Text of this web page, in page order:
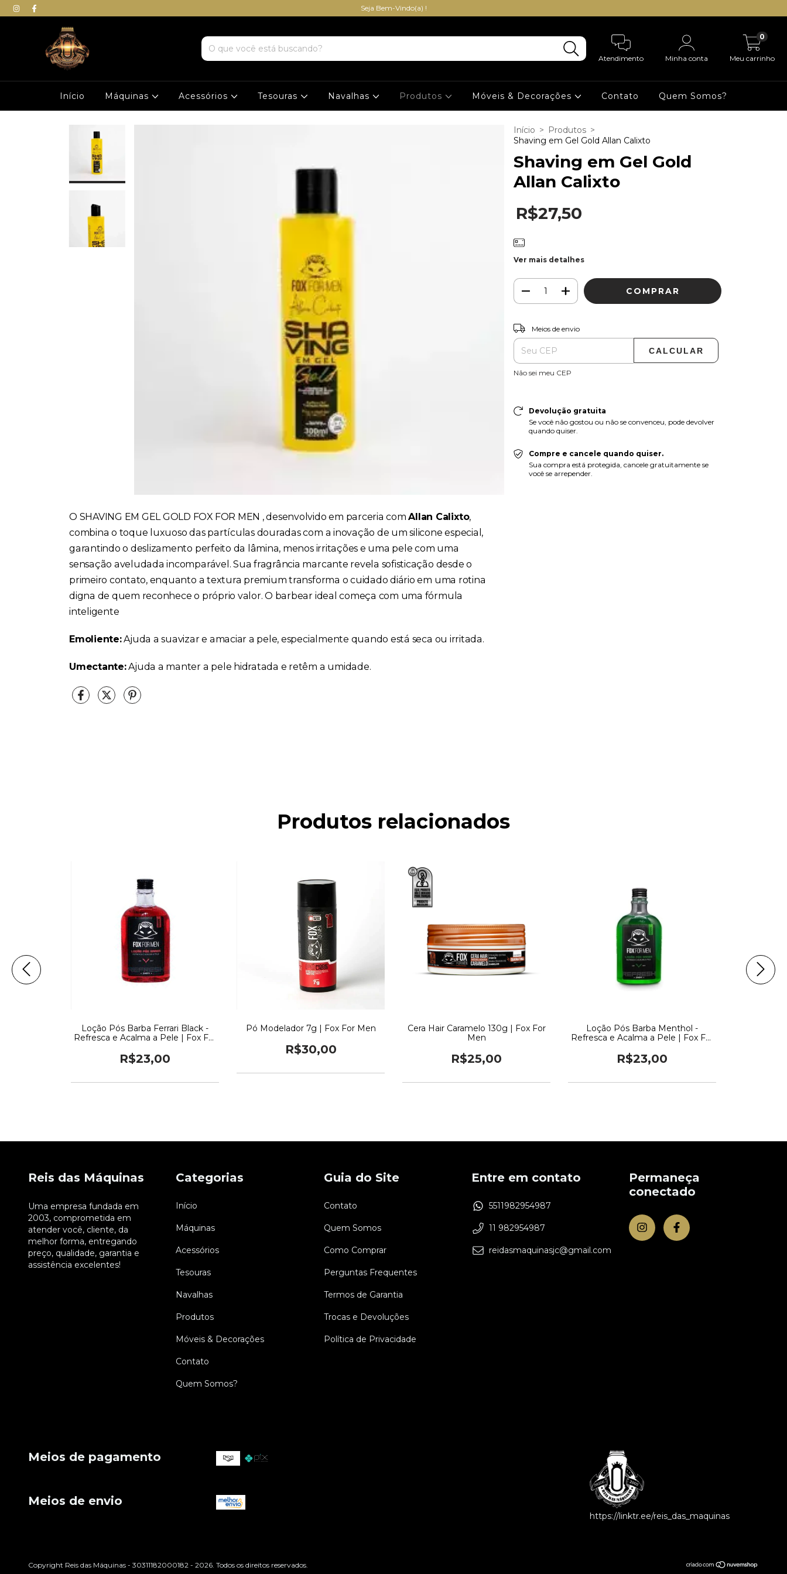
Seja Bem-Vindo(a) !
Atendimento Minha conta Meu carrinho
0
Início Máquinas Acessórios Tesouras Navalhas Produtos Móveis & Decorações Contato Quem Somos?
O SHAVING EM GEL GOLD FOX FOR MEN , desenvolvido em parceria comAllan Calixto,
combina o toque luxuoso das partículas douradas com a inovação de um silicone especial,
garantindo o deslizamento perfeito da lâmina, menos irritações e uma pele com uma
sensação aveludada incomparável. Sua fragrância marcante revela sofisticação desde o
primeiro contato, enquanto a textura premium transforma o cuidado diário em uma rotina
digna de quem reconhece o próprio valor. O barbear ideal começa com uma fórmula
inteligente
Emoliente:Ajuda a suavizar e amaciar a pele, especialmente quando está seca ou irritada.
Umectante:Ajuda a manter a pele hidratada e retêm a umidade.
Início > Produtos >
Shaving em Gel Gold Allan Calixto
Shaving em Gel Gold
Allan Calixto
R$27,50
Ver mais detalhes
Entregas para o CEP:
Meios de envio
CALCULAR
Não sei meu CEP
Devolução gratuita
Se você não gostou ou não se convenceu, pode devolver
quando quiser.
Compre e cancele quando quiser.
Sua compra está protegida, cancele gratuitamente se
você se arrepender.
Produtos relacionados
Loção Pós Barba Ferrari Black -
Refresca e Acalma a Pele | Fox For
R$23,00
Pó Modelador 7g | Fox For Men
R$30,00
Cera Hair Caramelo 130g | Fox For
Men
R$25,00
Loção Pós Barba Menthol -
Refresca e Acalma a Pele | Fox For
R$23,00
Reis das Máquinas
Uma empresa fundada em
2003, comprometida em
atender você, cliente, da
melhor forma, entregando
preço, qualidade, garantia e
assistência excelentes!
Categorias
Início
Máquinas
Acessórios
Tesouras
Navalhas
Produtos
Móveis & Decorações
Contato
Quem Somos?
Guia do Site
Contato
Quem Somos
Como Comprar
Perguntas Frequentes
Termos de Garantia
Trocas e Devoluções
Política de Privacidade
Entre em contato
5511982954987
11 982954987
reidasmaquinasjc@gmail.com
Permaneça
conectado
Meios de pagamento
Meios de envio
https://linktr.ee/reis_das_maquinas
Copyright Reis das Máquinas - 30311182000182 - 2026. Todos os direitos reservados.